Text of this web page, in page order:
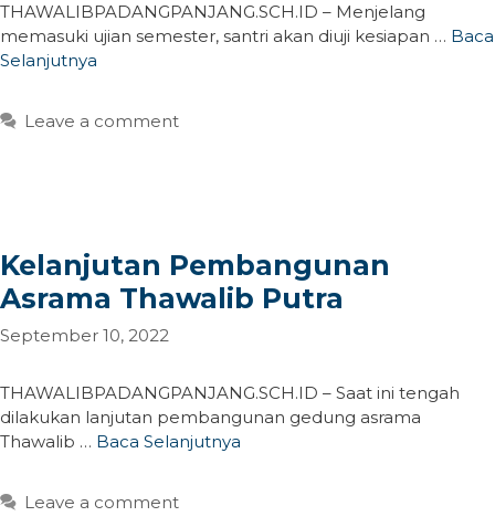
THAWALIBPADANGPANJANG.SCH.ID – Menjelang
memasuki ujian semester, santri akan diuji kesiapan … Baca
Selanjutnya
Leave a comment
Kelanjutan Pembangunan
Asrama Thawalib Putra
September 10, 2022
THAWALIBPADANGPANJANG.SCH.ID – Saat ini tengah
dilakukan lanjutan pembangunan gedung asrama
Thawalib … Baca Selanjutnya
Leave a comment